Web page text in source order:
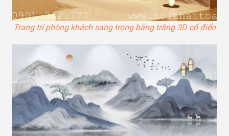
Trang trí phòng khách sang trọng bằng trăng 3D cổ điển